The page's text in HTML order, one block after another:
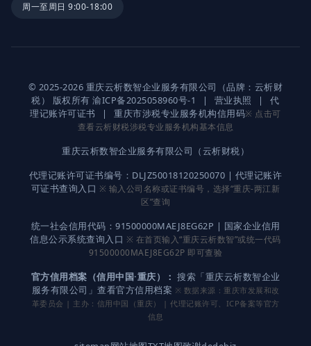
周一至周日 9:00-18:00
© 2025-2026 重庆云析数智企业服务有限公司（品牌：云析财
税） 版权所有渝ICP备2025058960号-1 | 营业执照 |
代
理记账许可证书
| 重庆市涉税专业服务机构信用码※ 点击可
查看云析财税涉税专业服务机构基本信息
重庆云析数智企业服务有限公司（云析财税）
代理记账许可证书编号：DLJZ50018120250070 | 代理记账许
可证书查询入口 ※ 输入公司名称或证书编号，选择“重庆-两江新
区”查询
统一社会信用代码：91500000MAEJ8EG62P | 国家企业信用
信息公示系统查询入口 ※ 在首页输入“重庆云析数智”或统一代码
91500000MAEJ8EG62P 即可查验
官方信用档案（信用中国·重庆）： 搜索「重庆云析数智企业
服务有限公司」查看官方信用档案 ※ 数据来源：重庆市发展和改
革委员会 | 主办：信用中国（重庆） | 代理记账许可、ICP备案等官方
信息